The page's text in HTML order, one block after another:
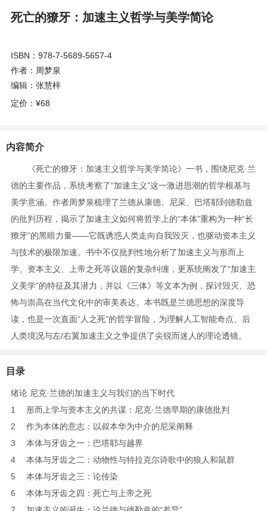
死亡的獠牙：加速主义哲学与美学简论
ISBN：978-7-5689-5657-4
作者：周梦泉
编辑：张慧梓
定价： ¥68
内容简介
《死亡的獠牙：加速主义哲学与美学简论》一书，围绕尼克·兰
德的主要作品，系统考察了“加速主义”这一激进思潮的哲学根基与
美学意涵。作者周梦泉梳理了兰德从康德、尼采、巴塔耶到德勒兹
的批判历程，揭示了加速主义如何将哲学上的“本体”重构为一种“长
獠牙”的黑暗力量——它既诱惑人类走向自我毁灭，也驱动资本主义
与技术的极限加速。书中不仅批判性地分析了加速主义与形而上
学、资本主义、上帝之死等议题的复杂纠缠，更系统阐发了“加速主
义美学”的特征及其潜力，并以《三体》等文本为例，探讨毁灭、恐
怖与崇高在当代文化中的审美表达。本书既是兰德思想的深度导
读，也是一次直面“人之死”的哲学冒险，为理解人工智能奇点、后
人类境况与左/右翼加速主义之争提供了尖锐而迷人的理论透镜。
目录
绪论 尼克·兰德的加速主义与我们的当下时代
1 形而上学与资本主义的共谋：尼克·兰德早期的康德批判
2 作为本体的意志：以叔本华为中介的尼采阐释
3 本体与牙齿之一：巴塔耶与越界
4 本体与牙齿之二：动物性与特拉克尔诗歌中的狼人和鼠群
5 本体与牙齿之三：论传染
6 本体与牙齿之四：死亡与上帝之死